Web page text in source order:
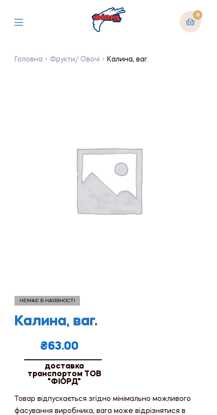
0
Головна Фрукти/ Овочі Калина, ваг.
НЕМАЄ В НАЯВНОСТІ
Калина, ваг.
₴63.00
доставка
транспортом ТОВ
"ФІОРД"
Товар відпускається згідно мінімально можливого
фасування виробника, вага може відрізнятися в